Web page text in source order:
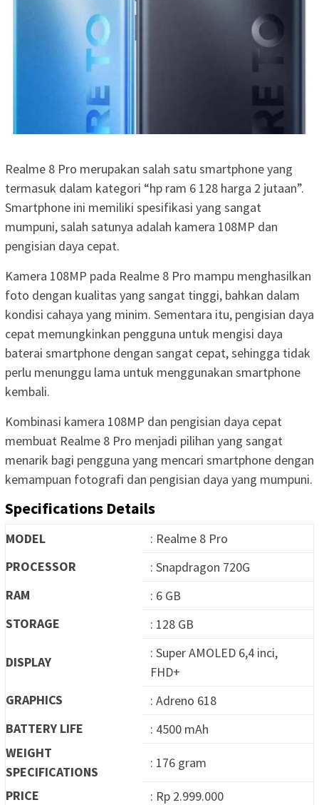
Realme 8 Pro merupakan salah satu smartphone yang
termasuk dalam kategori “hp ram 6 128 harga 2 jutaan”.
Smartphone ini memiliki spesifikasi yang sangat
mumpuni, salah satunya adalah kamera 108MP dan
pengisian daya cepat.
Kamera 108MP pada Realme 8 Pro mampu menghasilkan
foto dengan kualitas yang sangat tinggi, bahkan dalam
kondisi cahaya yang minim. Sementara itu, pengisian daya
cepat memungkinkan pengguna untuk mengisi daya
baterai smartphone dengan sangat cepat, sehingga tidak
perlu menunggu lama untuk menggunakan smartphone
kembali.
Kombinasi kamera 108MP dan pengisian daya cepat
membuat Realme 8 Pro menjadi pilihan yang sangat
menarik bagi pengguna yang mencari smartphone dengan
kemampuan fotografi dan pengisian daya yang mumpuni.
Specifications Details
MODEL
: Realme 8 Pro
PROCESSOR
: Snapdragon 720G
RAM
: 6 GB
STORAGE
: 128 GB
DISPLAY
: Super AMOLED 6,4 inci,
FHD+
GRAPHICS
: Adreno 618
BATTERY LIFE
: 4500 mAh
WEIGHT
SPECIFICATIONS
: 176 gram
PRICE
: Rp 2.999.000